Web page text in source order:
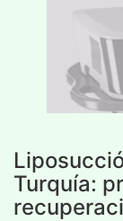
Turquía: